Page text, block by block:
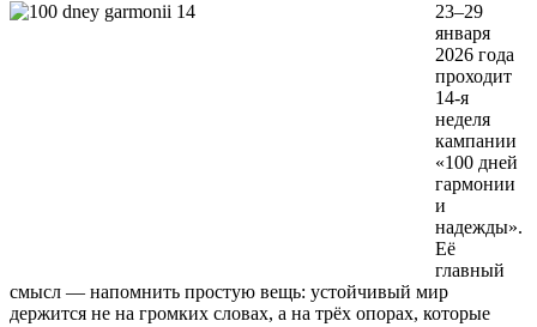
23–29
января
2026 года
проходит
14-я
неделя
кампании
«100 дней
гармонии
и
надежды».
Её
главный
смысл — напомнить простую вещь: устойчивый мир
держится не на громких словах, а на трёх опорах, которые